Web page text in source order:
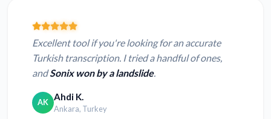
Excellent tool if you're looking for an accurate
Turkish transcription. I tried a handful of ones,
andSonix won by a landslide.
AK Ahdi K.
Ankara, Turkey